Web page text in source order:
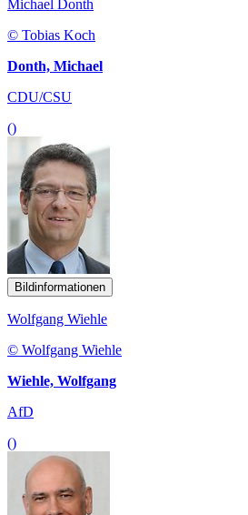
Michael Donth
© Tobias Koch
Donth, Michael
CDU/CSU
()
Bildinformationen
Wolfgang Wiehle
© Wolfgang Wiehle
Wiehle, Wolfgang
AfD
()